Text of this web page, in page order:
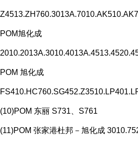
POM旭化成
POM 旭化成
(10)POM 东丽 S731、S761
(11)POM 张家港杜邦－旭化成